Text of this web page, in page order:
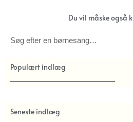
Du vil måske også
Søg
Populært indlæg
Seneste indlæg